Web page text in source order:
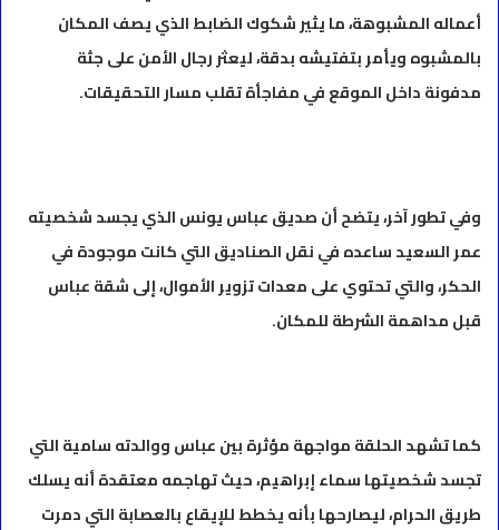
أعماله المشبوهة، ما يثير شكوك الضابط الذي يصف المكان
بالمشبوه ويأمر بتفتيشه بدقة، ليعثر رجال الأمن على جثة
مدفونة داخل الموقع في مفاجأة تقلب مسار التحقيقات.
وفي تطور آخر، يتضح أن صديق عباس يونس الذي يجسد شخصيته
عمر السعيد ساعده في نقل الصناديق التي كانت موجودة في
الحكر، والتي تحتوي على معدات تزوير الأموال، إلى شقة عباس
قبل مداهمة الشرطة للمكان.
كما تشهد الحلقة مواجهة مؤثرة بين عباس ووالدته سامية التي
تجسد شخصيتها سماء إبراهيم، حيث تهاجمه معتقدة أنه يسلك
طريق الحرام، ليصارحها بأنه يخطط للإيقاع بالعصابة التي دمرت